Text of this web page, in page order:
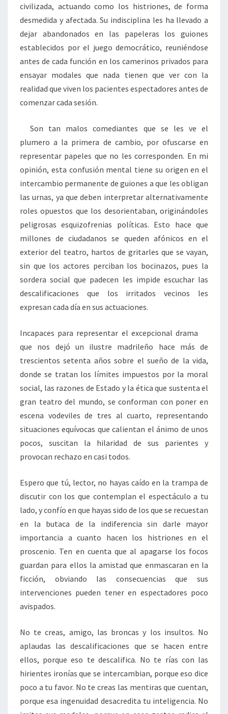
civilizada, actuando como los histriones, de forma
desmedida y afectada. Su indisciplina les ha llevado a
dejar abandonados en las papeleras los guiones
establecidos por el juego democrático, reuniéndose
antes de cada función en los camerinos privados para
ensayar modales que nada tienen que ver con la
realidad que viven los pacientes espectadores antes de
comenzar cada sesión.
Son tan malos comediantes que se les ve el
plumero a la primera de cambio, por ofuscarse en
representar papeles que no les corresponden. En mi
opinión, esta confusión mental tiene su origen en el
intercambio permanente de guiones a que les obligan
las urnas, ya que deben interpretar alternativamente
roles opuestos que los desorientaban, originándoles
peligrosas esquizofrenias políticas. Esto hace que
millones de ciudadanos se queden afónicos en el
exterior del teatro, hartos de gritarles que se vayan,
sin que los actores perciban los bocinazos, pues la
sordera social que padecen les impide escuchar las
descalificaciones que los irritados vecinos les
expresan cada día en sus actuaciones.
Incapaces para representar el excepcional drama
que nos dejó un ilustre madrileño hace más de
trescientos setenta años sobre el sueño de la vida,
donde se tratan los límites impuestos por la moral
social, las razones de Estado y la ética que sustenta el
gran teatro del mundo, se conforman con poner en
escena vodeviles de tres al cuarto, representando
situaciones equívocas que calientan el ánimo de unos
pocos, suscitan la hilaridad de sus parientes y
provocan rechazo en casi todos.
Espero que tú, lector, no hayas caído en la trampa de
discutir con los que contemplan el espectáculo a tu
lado, y confío en que hayas sido de los que se recuestan
en la butaca de la indiferencia sin darle mayor
importancia a cuanto hacen los histriones en el
proscenio. Ten en cuenta que al apagarse los focos
guardan para ellos la amistad que enmascaran en la
ficción, obviando las consecuencias que sus
intervenciones pueden tener en espectadores poco
avispados.
No te creas, amigo, las broncas y los insultos. No
aplaudas las descalificaciones que se hacen entre
ellos, porque eso te descalifica. No te rías con las
hirientes ironías que se intercambian, porque eso dice
poco a tu favor. No te creas las mentiras que cuentan,
porque esa ingenuidad desacredita tu inteligencia. No